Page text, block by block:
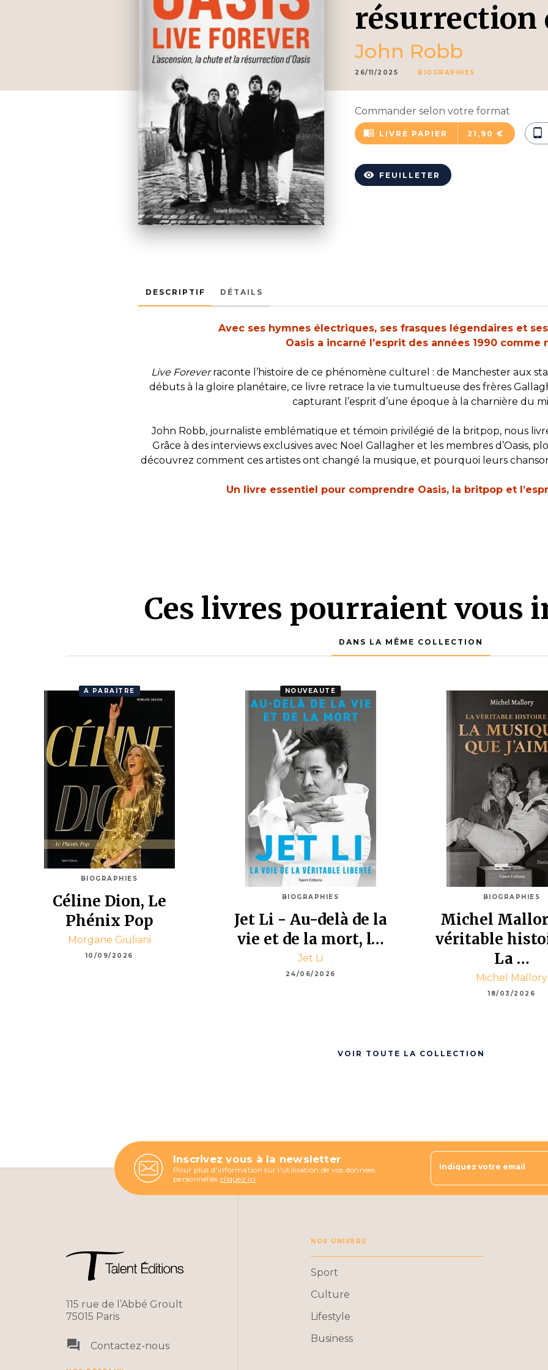
résurrection
John Robb
26/11/2025 BIOGRAPHIES
Commander selon votre format
menu_book LIVRE PAPIER 21,90 € tablet_android
visibility FEUILLETER
DESCRIPTIF DÉTAILS
Avec ses hymnes électriques, ses frasques légendaires et
Oasis a incarné l’esprit des années 1990 comme
Live Foreverraconte l’histoire de ce phénomène culturel : de Manchester aux
débuts à la gloire planétaire, ce livre retrace la vie tumultueuse des frères
capturant l’esprit d’une époque à la charnière du
John Robb, journaliste emblématique et témoin privilégié de la britpop, nous
Grâce à des interviews exclusives avec Noel Gallagher et les membres d’Oasis,
découvrez comment ces artistes ont changé la musique, et pourquoi leurs
Un livre essentiel pour comprendre Oasis, la britpop et
Ces livres pourraient vous
DANS LA MÊME COLLECTION
À PARAÎTRE
BIOGRAPHIES
Céline Dion, Le
Phénix Pop
Morgane Giuliani
10/09/2026
NOUVEAUTÉ
BIOGRAPHIES
Jet Li - Au-delà de la
vie et de la mort, l…
Jet Li
24/06/2026
BIOGRAPHIES
Michel
véritable
La …
Michel Mallory
18/03/2026
VOIR TOUTE LA COLLECTION
Inscrivez vous à la newsletter
Pour plus d'information sur l'utilisation de vos données
personnelles cliquez ici
Indiquez votre email
115 rue de l’Abbé Groult
75015 Paris
question_answer Contactez-nous
NOS UNIVERS
Sport
Culture
Lifestyle
Business